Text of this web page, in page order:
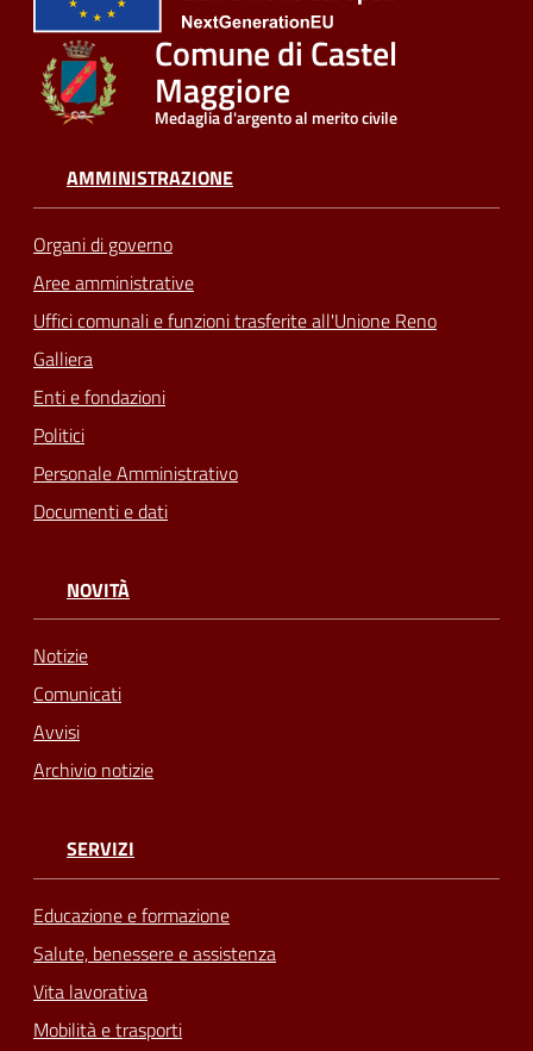
Comune di Castel
Maggiore
Medaglia d'argento al merito civile
AMMINISTRAZIONE
Organi di governo
Aree amministrative
Uffici comunali e funzioni trasferite all'Unione Reno
Galliera
Enti e fondazioni
Politici
Personale Amministrativo
Documenti e dati
NOVITÀ
Notizie
Comunicati
Avvisi
Archivio notizie
SERVIZI
Educazione e formazione
Salute, benessere e assistenza
Vita lavorativa
Mobilità e trasporti